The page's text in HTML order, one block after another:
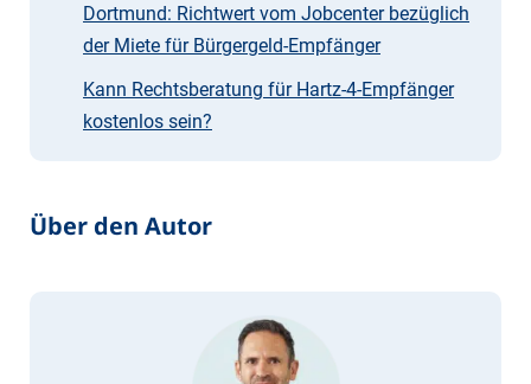
Dortmund: Richtwert vom Jobcenter bezüglich
der Miete für Bürgergeld-Empfänger
Kann Rechtsberatung für Hartz-4-Empfänger
kostenlos sein?
Über den Autor